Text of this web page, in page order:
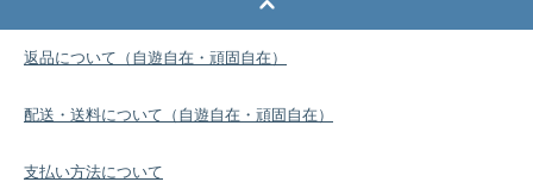
返品について（自遊自在・頑固自在）
配送・送料について（自遊自在・頑固自在）
支払い方法について